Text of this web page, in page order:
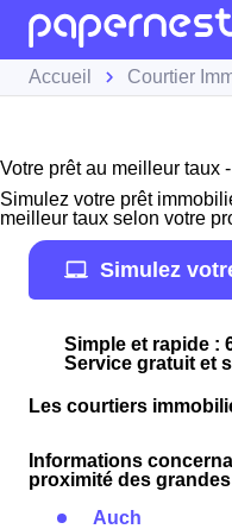
Accueil Courtier
Votre prêt au meilleur taux
Simulez votre prêt
meilleur taux selon votre
Simulez
Simple et rapide :
Service gratuit et
Les courtiers
Informations
proximité des
Auch